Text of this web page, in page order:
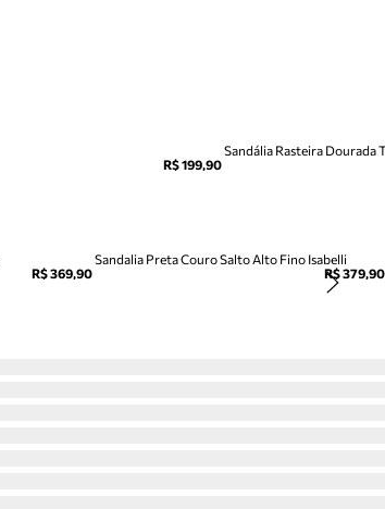
R$ 199,90
Sandália Rasteira Dourada
R$ 369,90
Sandalia Preta Couro Salto Alto Fino Isabelli
R$ 379,90